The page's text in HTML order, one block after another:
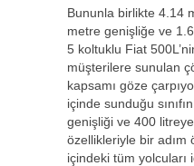
Bununla birlikte 4.14
metre genişliğe ve
5 koltuklu Fiat
müşterilere sunulan
kapsamı göze
içinde sunduğu
genişliği ve 400
özellikleriyle bir adım
içindeki tüm yolcuları